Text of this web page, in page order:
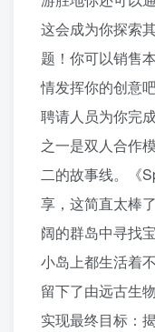
这会成为你探索
题！你可以销售
情发挥你的创意
聘请人员为你完
之一是双人合作
二的故事线。《
享，这简直太棒
阔的群岛中寻找
小岛上都生活着
留下了由远古生
实现最终目标：